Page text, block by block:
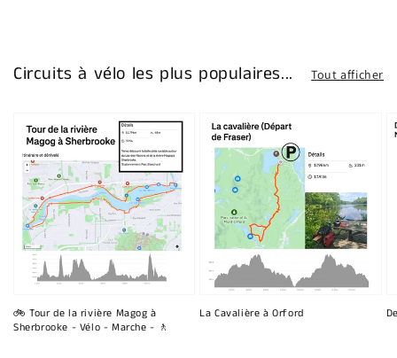
Circuits à vélo les plus populaires... Tout afficher
🚲 Tour de la rivière Magog à
Sherbrooke - Vélo - Marche - 🚶
La Cavalière à Orford